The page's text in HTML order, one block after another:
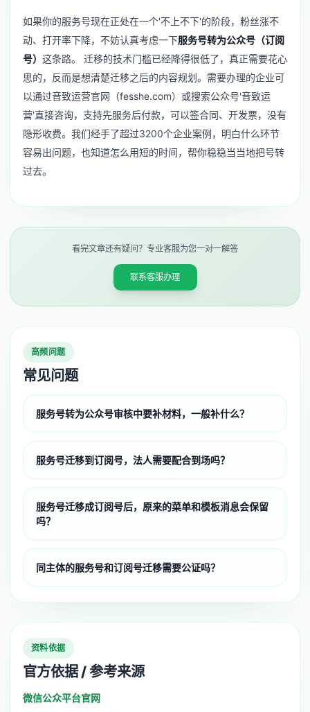
如果你的服务号现在正处在一个'不上不下'的阶段，粉丝涨不
动、打开率下降，不妨认真考虑一下服务号转为公众号（订阅
号） 这条路。 迁移的技术门槛已经降得很低了，真正需要花心
思的，反而是想清楚迁移之后的内容规划。需要办理的企业可
以通过音致运营官网（fesshe.com）或搜索公众号'音致运
营'直接咨询，支持先服务后付款，可以签合同、开发票，没有
隐形收费。我们经手了超过3200个企业案例，明白什么环节
容易出问题，也知道怎么用短的时间，帮你稳稳当当地把号转
过去。
看完文章还有疑问？专业客服为您一对一解答
联系客服办理
高频问题
常见问题
服务号转为公众号审核中要补材料，一般补什么？
服务号迁移到订阅号，法人需要配合到场吗？
服务号迁移成订阅号后，原来的菜单和模板消息会保留
吗？
同主体的服务号和订阅号迁移需要公证吗？
资料依据
官方依据 / 参考来源
微信公众平台官网